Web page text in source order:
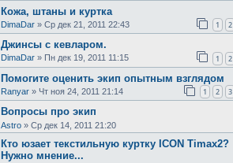
Кожа, штаны и куртка
DimaDar » Ср дек 21, 2011 22:43 1 2
Джинсы с кевларом.
DimaDar » Пн дек 19, 2011 11:15 1 2
Помогите оценить экип опытным взглядом
Ranyar » Чт ноя 24, 2011 21:14 1 2 3
Вопросы про экип
Astro » Ср дек 14, 2011 21:20
Кто юзает текстильную куртку ICON Timax2?
Нужно мнение...